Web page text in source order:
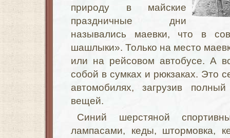
природу в майские
праздничные дни
назывались маевки, что в
шашлыки». Только на место
или на рейсовом автобусе. А
собой в сумках и рюкзаках. Это
автомобилях, загрузив
вещей.
Синий шерстяной
лампасами, кеды, штормовка,